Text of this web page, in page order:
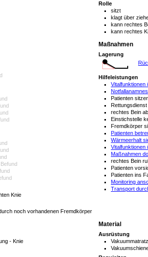
Rolle
sitzt
klagt über
kann rechtes
kann rechtes
Knie
noch vorhandenen Fremdkörper
Maßnahmen
Lagerung
Hilfeleistungen
Patienten
rechtes Bein
Einstichstelle
Fremdkörper
Patienten
Wärmeerhalt
Maßnahmen
rechtes Bein
Patienten
Patienten ins
Monitoring
Transport
- Knie
Material
Ausrüstung